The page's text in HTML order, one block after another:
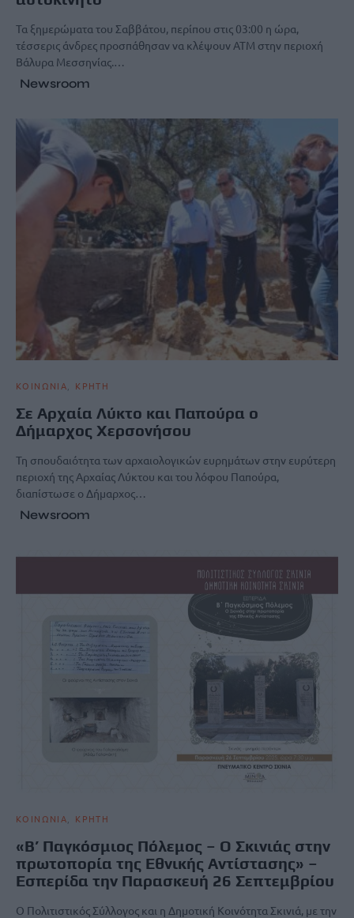
Τα ξημερώματα του Σαββάτου, περίπου στις 03:00 η ώρα,
τέσσερις άνδρες προσπάθησαν να κλέψουν ΑΤΜ στην περιοχή
Βάλυρα Μεσσηνίας.…
Newsroom
ΚΟΙΝΩΝΙΑ ΚΡΗΤΗ
Σε Αρχαία Λύκτο και Παπούρα ο
Δήμαρχος Χερσονήσου
Τη σπουδαιότητα των αρχαιολογικών ευρημάτων στην ευρύτερη
περιοχή της Αρχαίας Λύκτου και του λόφου Παπούρα,
διαπίστωσε ο Δήμαρχος…
Newsroom
ΚΟΙΝΩΝΙΑ ΚΡΗΤΗ
«Β’ Παγκόσμιος Πόλεμος – Ο Σκινιάς στην
πρωτοπορία της Εθνικής Αντίστασης» –
Εσπερίδα την Παρασκευή 26 Σεπτεμβρίου
Ο Πολιτιστικός Σύλλογος και η Δημοτική Κοινότητα Σκινιά, με την